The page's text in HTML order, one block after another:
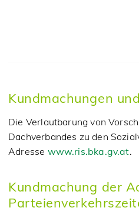
Kundmachungen
Die Verlautbarung von
Dachverbandes zu den
Adresse www.ris.bka.gv.at.
Kundmachung der